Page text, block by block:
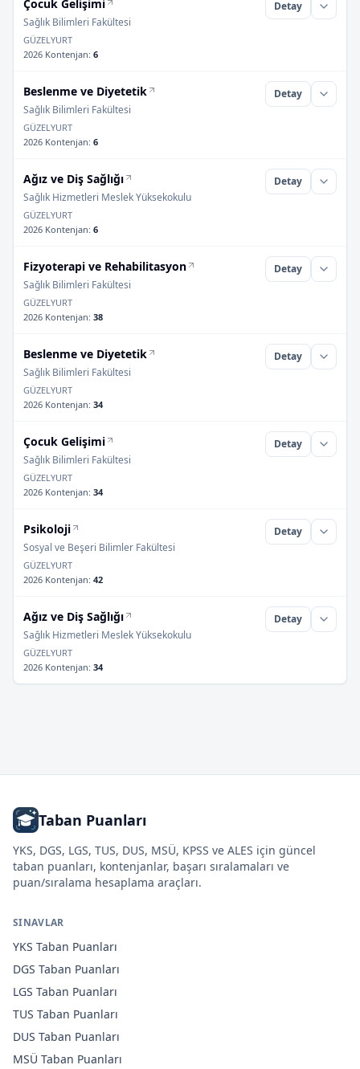
Çocuk Gelişimi
Sağlık Bilimleri Fakültesi
Detay
GÜZELYURT
2026 Kontenjan: 6
Beslenme ve Diyetetik
Sağlık Bilimleri Fakültesi
Detay
GÜZELYURT
2026 Kontenjan: 6
Ağız ve Diş Sağlığı
Sağlık Hizmetleri Meslek Yüksekokulu
Detay
GÜZELYURT
2026 Kontenjan: 6
Fizyoterapi ve Rehabilitasyon
Sağlık Bilimleri Fakültesi
Detay
GÜZELYURT
2026 Kontenjan: 38
Beslenme ve Diyetetik
Sağlık Bilimleri Fakültesi
Detay
GÜZELYURT
2026 Kontenjan: 34
Çocuk Gelişimi
Sağlık Bilimleri Fakültesi
Detay
GÜZELYURT
2026 Kontenjan: 34
Psikoloji
Sosyal ve Beşeri Bilimler Fakültesi
Detay
GÜZELYURT
2026 Kontenjan: 42
Ağız ve Diş Sağlığı
Sağlık Hizmetleri Meslek Yüksekokulu
Detay
GÜZELYURT
2026 Kontenjan: 34
Taban Puanları
YKS, DGS, LGS, TUS, DUS, MSÜ, KPSS ve ALES için güncel
taban puanları, kontenjanlar, başarı sıralamaları ve
puan/sıralama hesaplama araçları.
SINAVLAR
YKS Taban Puanları
DGS Taban Puanları
LGS Taban Puanları
TUS Taban Puanları
DUS Taban Puanları
MSÜ Taban Puanları